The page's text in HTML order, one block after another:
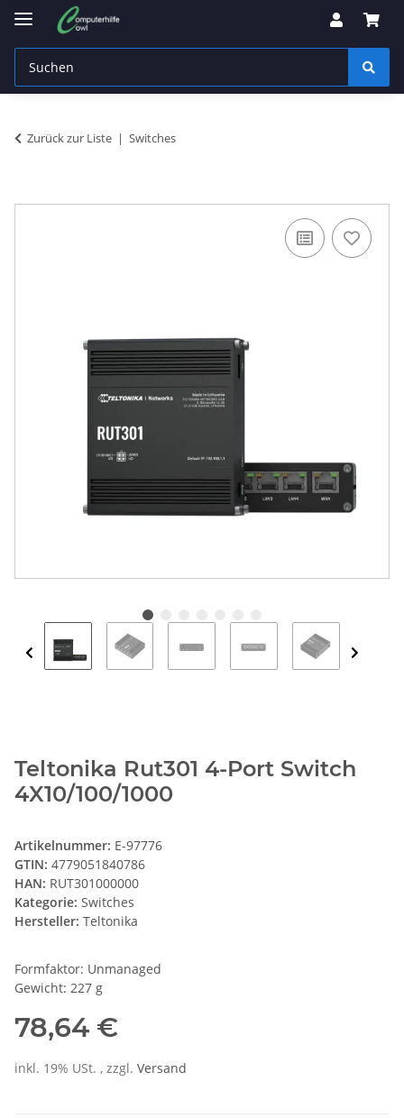
Zurück zur Liste Switches
Teltonika Rut301 4-Port Switch
4X10/100/1000
Artikelnummer: E-97776
GTIN: 4779051840786
HAN: RUT301000000
Kategorie: Switches
Hersteller: Teltonika
Formfaktor: Unmanaged
Gewicht: 227 g
78,64 €
inkl. 19% USt. , zzgl. Versand